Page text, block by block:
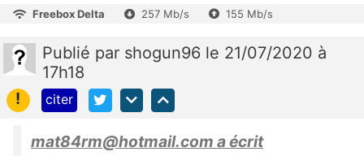
Freebox Delta 257 Mb/s 155 Mb/s
Publié par shogun96 le 21/07/2020 à
17h18
!
citer
mat84rm@hotmail.com a écrit